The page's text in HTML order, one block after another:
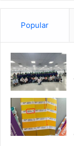
Popular